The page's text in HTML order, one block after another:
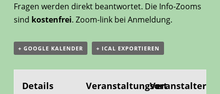
Fragen werden direkt beantwortet. Die Info-Zooms
sind kostenfrei. Zoom-link bei Anmeldung.
+ GOOGLE KALENDER + ICAL EXPORTIEREN
Details VeranstaltungsortVeranstalter